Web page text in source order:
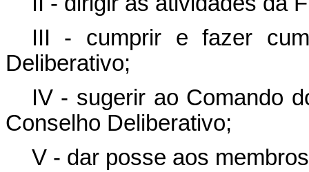
III - cumprir e fazer
Deliberativo;
IV - sugerir ao Comando
Conselho Deliberativo;
V - dar posse aos